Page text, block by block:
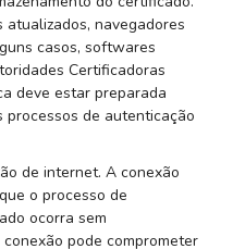
atualizados, navegadores
casos, softwares
Certificadoras
deve estar preparada
de autenticação
de internet. A conexão
o processo de
ocorra sem
pode comprometer